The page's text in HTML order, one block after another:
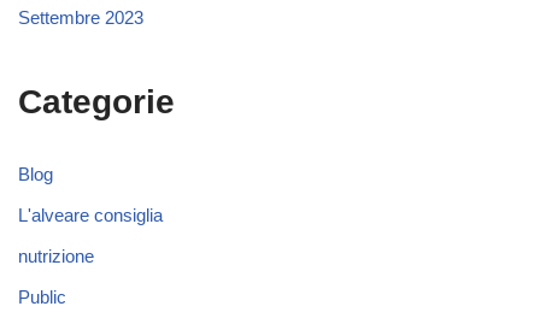
Settembre 2023
Categorie
Blog
L'alveare consiglia
nutrizione
Public